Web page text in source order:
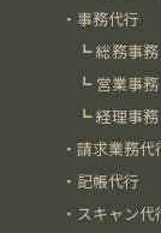
・ 事務代行
┗総務事務
┗ 営業事務
┗経理事務
・請求業務代
・ 記帳代行
・ スキャン代